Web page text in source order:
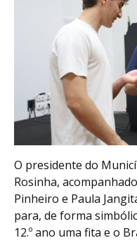
O presidente do
Rosinha,
Pinheiro e Paula
para, de forma
12.º ano uma fita e o